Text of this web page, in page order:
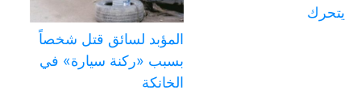
يتحرك
المؤبد لسائق قتل شخصاً
بسبب «ركنة سيارة» في
الخانكة